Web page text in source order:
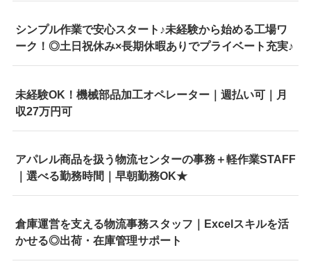
シンプル作業で安心スタート♪未経験から始める工場ワ
ーク！◎土日祝休み×長期休暇ありでプライベート充実♪
未経験OK！機械部品加工オペレーター｜週払い可｜月
収27万円可
アパレル商品を扱う物流センターの事務＋軽作業STAFF
｜選べる勤務時間｜早朝勤務OK★
倉庫運営を支える物流事務スタッフ｜Excelスキルを活
かせる◎出荷・在庫管理サポート